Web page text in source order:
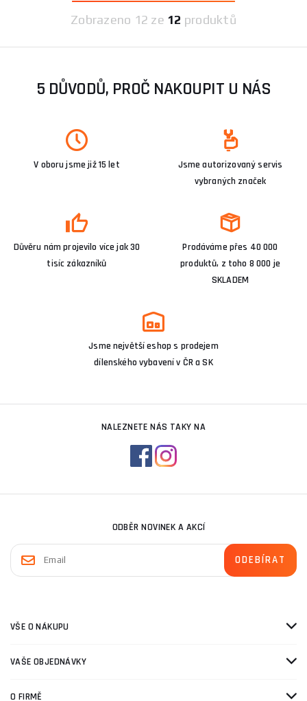
Zobrazeno 12 ze 12 produktů
5 DŮVODŮ, PROČ NAKOUPIT U NÁS
V oboru jsme již 15 let
Jsme autorizovaný servis
vybraných značek
Důvěru nám projevilo více jak 30
tisíc zákazníků
Prodáváme přes 40 000
produktů, z toho 8 000 je
SKLADEM
Jsme největší eshop s prodejem
dílenského vybavení v ČR a SK
NALEZNETE NÁS TAKY NA
ODBĚR NOVINEK A AKCÍ
VŠE O NÁKUPU
VAŠE OBJEDNÁVKY
O FIRMĚ